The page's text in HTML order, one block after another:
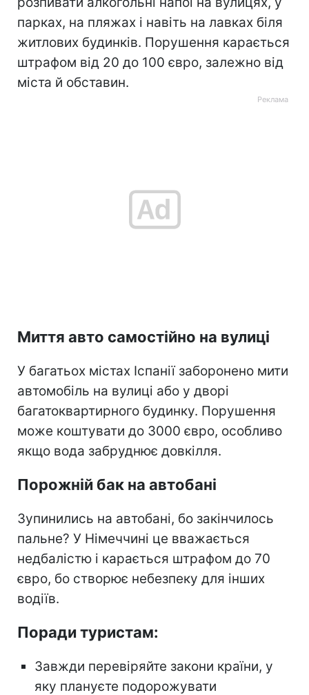
парках, на пляжах і навіть на лавках біля
житлових будинків. Порушення карається
штрафом від 20 до 100 євро, залежно від
міста й обставин.
Миття авто самостійно на вулиці
У багатьох містах Іспанії заборонено мити
автомобіль на вулиці або у дворі
багатоквартирного будинку. Порушення
може коштувати до 3000 євро, особливо
якщо вода забруднює довкілля.
Порожній бак на автобані
Зупинились на автобані, бо закінчилось
пальне? У Німеччині це вважається
недбалістю і карається штрафом до 70
євро, бо створює небезпеку для інших
водіїв.
Поради туристам:
Завжди перевіряйте закони країни, у
яку плануєте подорожувати